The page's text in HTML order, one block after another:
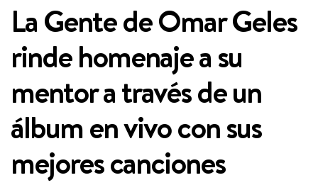
La Gente de Omar Geles
rinde homenaje a su
mentor a través de un
álbum en vivo con sus
mejores canciones